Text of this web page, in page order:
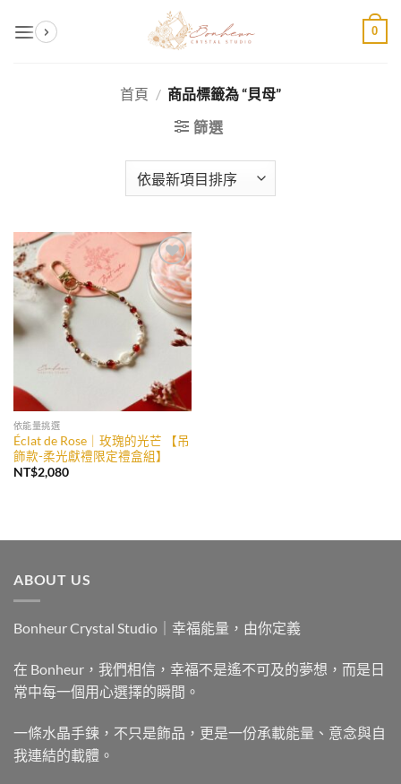
0
首頁 / 商品標籤為 “貝母”
篩選
加入
收藏
依能量挑選
Éclat de Rose｜玫瑰的光芒 【吊
飾款-柔光獻禮限定禮盒組】
NT$2,080
ABOUT US
Bonheur Crystal Studio｜幸福能量，由你定義
在 Bonheur，我們相信，幸福不是遙不可及的夢想，而是日
常中每一個用心選擇的瞬間。
一條水晶手鍊，不只是飾品，更是一份承載能量、意念與自
我連結的載體。